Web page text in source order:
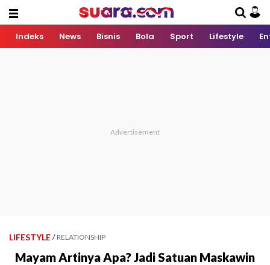
Indeks News Bisnis Bola Sport Lifestyle
LIFESTYLE / RELATIONSHIP
Mayam Artinya Apa? Jadi Satuan Maskawin